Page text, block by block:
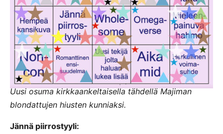
Uusi osuma kirkkaankeltaisella tähdellä Majiman
blondattujen hiusten kunniaksi.
Jännä piirrostyyli: